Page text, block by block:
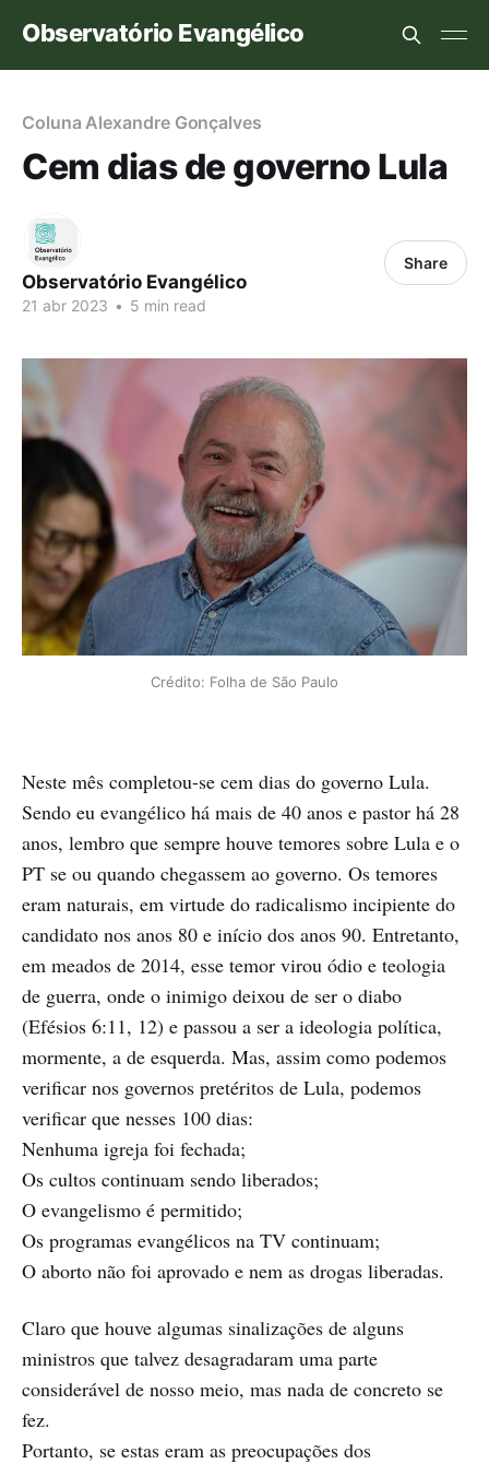
Observatório Evangélico
Coluna Alexandre Gonçalves
Cem dias de governo Lula
Observatório Evangélico
21 abr 2023 • 5 min read
Share
Crédito: Folha de São Paulo
Neste mês completou-se cem dias do governo Lula.
Sendo eu evangélico há mais de 40 anos e pastor há 28
anos, lembro que sempre houve temores sobre Lula e o
PT se ou quando chegassem ao governo. Os temores
eram naturais, em virtude do radicalismo incipiente do
candidato nos anos 80 e início dos anos 90. Entretanto,
em meados de 2014, esse temor virou ódio e teologia
de guerra, onde o inimigo deixou de ser o diabo
(Efésios 6:11, 12) e passou a ser a ideologia política,
mormente, a de esquerda. Mas, assim como podemos
verificar nos governos pretéritos de Lula, podemos
verificar que nesses 100 dias:
Nenhuma igreja foi fechada;
Os cultos continuam sendo liberados;
O evangelismo é permitido;
Os programas evangélicos na TV continuam;
O aborto não foi aprovado e nem as drogas liberadas.
Claro que houve algumas sinalizações de alguns
ministros que talvez desagradaram uma parte
considerável de nosso meio, mas nada de concreto se
fez.
Portanto, se estas eram as preocupações dos